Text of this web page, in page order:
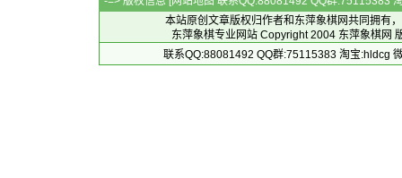
本站原创文章版权归作者和 东萍象棋网共同拥有
东萍象棋专业网站 Copyright 2004 东萍象棋网
联系QQ:88081492 QQ群:75115383 淘宝:hldcg